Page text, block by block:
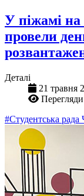
У піжамі
провели
Деталі
21 травня
#Студентська